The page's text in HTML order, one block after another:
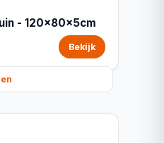
- 120x80x5cm
Bekijk